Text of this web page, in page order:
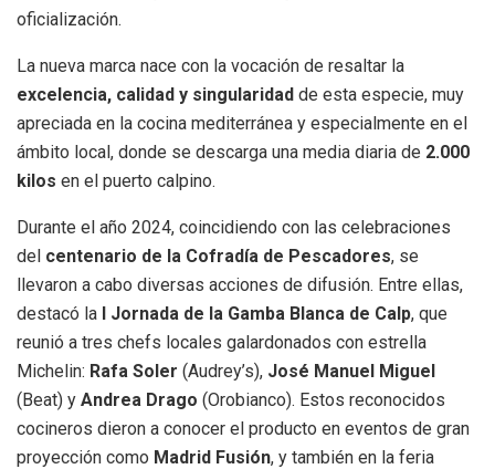
oficialización.
La nueva marca nace con la vocación de resaltar la
excelencia, calidad y singularidad de esta especie, muy
apreciada en la cocina mediterránea y especialmente en el
ámbito local, donde se descarga una media diaria de 2.000
kilos en el puerto calpino.
Durante el año 2024, coincidiendo con las celebraciones
del centenario de la Cofradía de Pescadores, se
llevaron a cabo diversas acciones de difusión. Entre ellas,
destacó la I Jornada de la Gamba Blanca de Calp, que
reunió a tres chefs locales galardonados con estrella
Michelin: Rafa Soler (Audrey’s), José Manuel Miguel
(Beat) y Andrea Drago (Orobianco). Estos reconocidos
cocineros dieron a conocer el producto en eventos de gran
proyección como Madrid Fusión, y también en la feria